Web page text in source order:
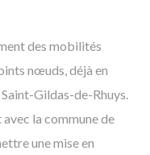
des mobilités
nœuds, déjà en
Gildas-de-Rhuys.
la commune de
une mise en